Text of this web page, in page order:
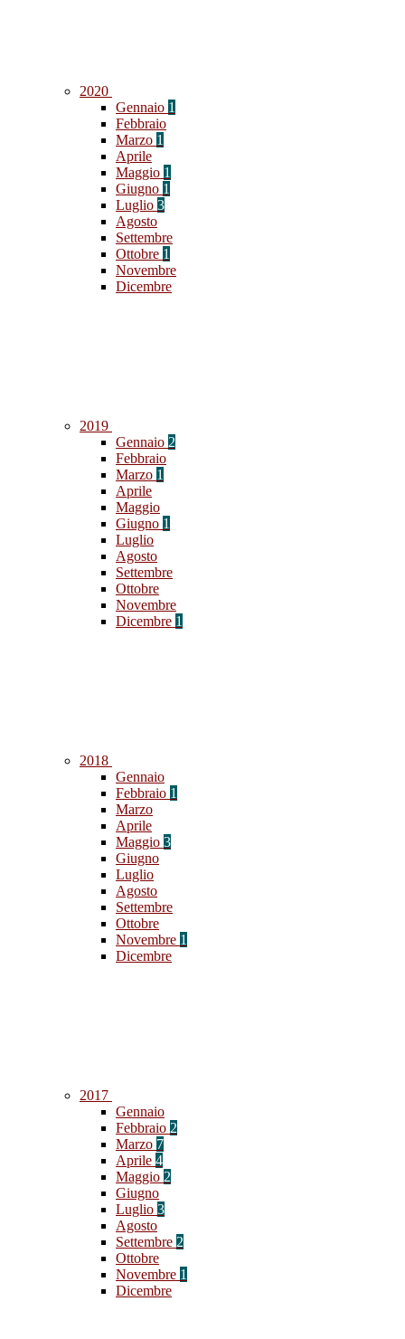
2020
Gennaio 1
Febbraio
Marzo 1
Aprile
Maggio 1
Giugno 1
Luglio 3
Agosto
Settembre
Ottobre 1
Novembre
Dicembre
2019
Gennaio 2
Febbraio
Marzo 1
Aprile
Maggio
Giugno 1
Luglio
Agosto
Settembre
Ottobre
Novembre
Dicembre 1
2018
Gennaio
Febbraio 1
Marzo
Aprile
Maggio 3
Giugno
Luglio
Agosto
Settembre
Ottobre
Novembre 1
Dicembre
2017
Gennaio
Febbraio 2
Marzo 7
Aprile 4
Maggio 2
Giugno
Luglio 3
Agosto
Settembre 2
Ottobre
Novembre 1
Dicembre